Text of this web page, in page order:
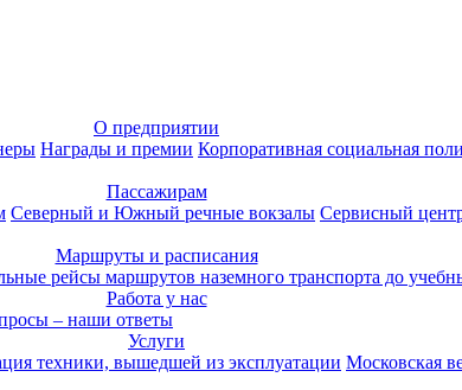
О предприятии
Награды и премии Корпоративная социальная
Пассажирам
Северный и Южный речные вокзалы Сервисный
Маршруты и расписания
рейсы маршрутов наземного транспорта до
Работа у нас
– наши ответы
Услуги
техники, вышедшей из эксплуатации Московская